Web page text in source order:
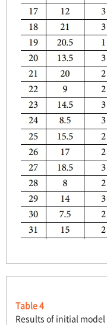
Table 4
Results of initial